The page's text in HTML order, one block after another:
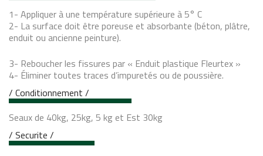
1- Appliquer à une température supérieure à 5° C
2- La surface doit être poreuse et absorbante (béton, plâtre,
enduit ou ancienne peinture).
3- Reboucher les fissures par « Enduit plastique Fleurtex »
4- Éliminer toutes traces d’impuretés ou de poussière.
/ Conditionnement /
Seaux de 40kg, 25kg, 5 kg et Est 30kg
/ Securite /